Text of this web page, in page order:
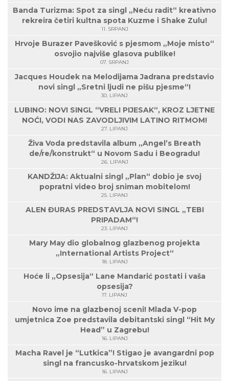
Banda Turizma: Spot za singl „Neću radit“ kreativno
rekreira četiri kultna spota Kuzme i Shake Zulu!
11. SRPANJ
Hrvoje Burazer Pavešković s pjesmom „Moje misto“
osvojio najviše glasova publike!
07. SRPANJ
Jacques Houdek na Melodijama Jadrana predstavio
novi singl „Sretni ljudi ne pišu pjesme“!
30. LIPANJ
LUBINO: NOVI SINGL “VRELI PIJESAK“, KROZ LJETNE
NOĆI, VODI NAS ZAVODLJIVIM LATINO RITMOM!
27. LIPANJ
Živa Voda predstavila album „Angel’s Breath
de/re/konstrukt“ u Novom Sadu i Beogradu!
26. LIPANJ
KANDŽIJA: Aktualni singl „Plan“ dobio je svoj
popratni video broj sniman mobitelom!
25. LIPANJ
ALEN ĐURAS PREDSTAVLJA NOVI SINGL „TEBI
PRIPADAM“!
23. LIPANJ
Mary May dio globalnog glazbenog projekta
„International Artists Project“
18. LIPANJ
Hoće li „Opsesija“ Lane Mandarić postati i vaša
opsesija?
17. LIPANJ
Novo ime na glazbenoj sceni! Mlada V-pop
umjetnica Zoe predstavila debitantski singl “Hit My
Head” u Zagrebu!
16. LIPANJ
Macha Ravel je “Lutkica”! Stigao je avangardni pop
singl na francusko-hrvatskom jeziku!
16. LIPANJ